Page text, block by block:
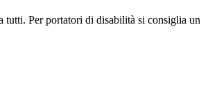
tutti. Per portatori di disabilità si consiglia un